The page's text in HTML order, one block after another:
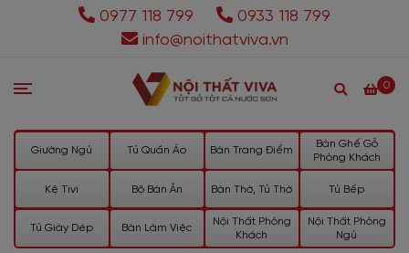
0977 118 799
0933 118 799
info@noithatviva.vn
0
Giường Ngủ Tủ Quần Áo Bàn Trang Điểm
Bàn Ghế Gỗ
Phòng Khách
Kệ Tivi Bộ Bàn Ăn Bàn Thờ, Tủ Thờ Tủ Bếp
Tủ Giày Dép Bàn Làm Việc
Nội Thất Phòng
Khách
Nội Thất Phòng
Ngủ